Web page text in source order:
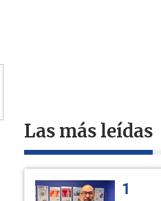
Las más leídas